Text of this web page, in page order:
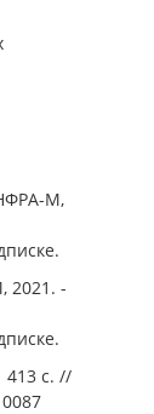
М,
2021. -
с. //